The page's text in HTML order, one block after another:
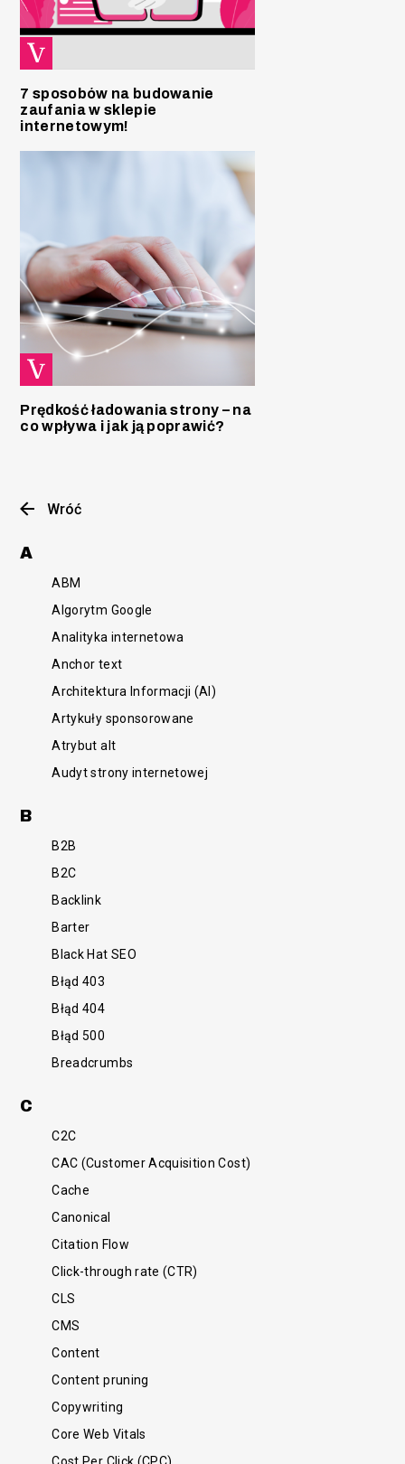
Wróć
A
ABM
Algorytm Google
Analityka internetowa
Anchor text
Architektura Informacji (AI)
Artykuły sponsorowane
Atrybut alt
Audyt strony internetowej
B
B2B
B2C
Backlink
Barter
Black Hat SEO
Błąd 403
Błąd 404
Błąd 500
Breadcrumbs
C
C2C
CAC (Customer Acquisition Cost)
Cache
Canonical
Citation Flow
Click-through rate (CTR)
CLS
CMS
Content
Content pruning
Copywriting
Core Web Vitals
7 sposobów na budowanie
zaufania w sklepie
internetowym!
Prędkość ładowania strony – na
co wpływa i jak ją poprawić?